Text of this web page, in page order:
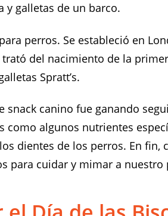
y galletas de un barco.
perros. Se estableció en
trató del nacimiento de la
Spratt’s.
snack canino fue ganando
como algunos nutrientes
dientes de los perros. En fin,
para cuidar y mimar a nuestro